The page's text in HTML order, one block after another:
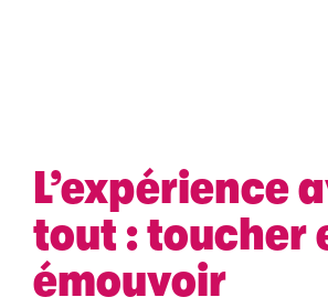
L’expérience
tout : toucher
émouvoir